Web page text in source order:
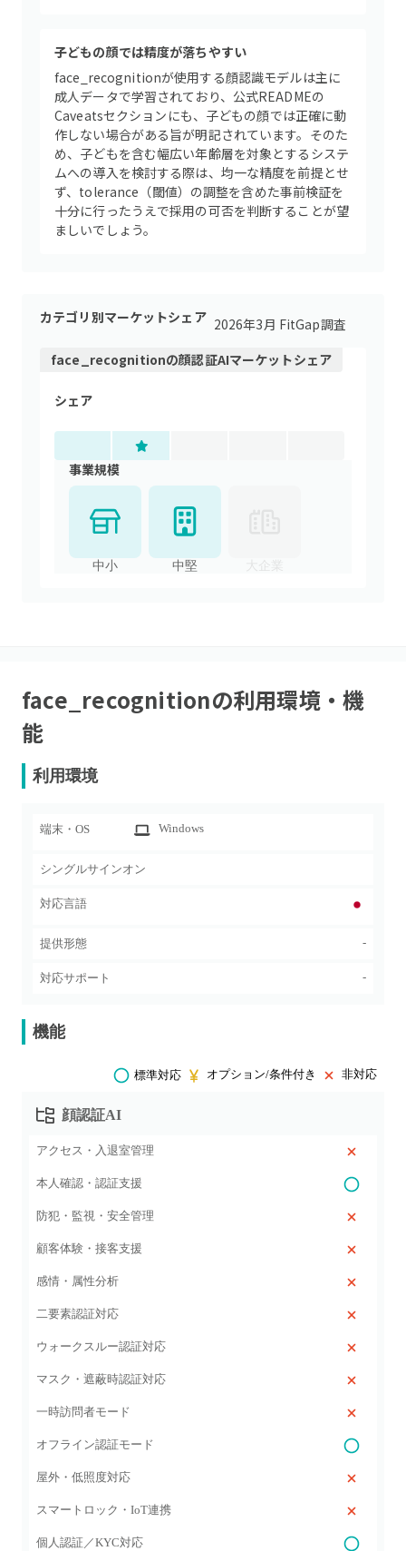
子どもの顔では精度が落ちやすい
face_recognitionが使用する顔認識モデルは主に
成人データで学習されており、公式READMEの
Caveatsセクションにも、子どもの顔では正確に動
作しない場合がある旨が明記されています。そのた
め、子どもを含む幅広い年齢層を対象とするシステ
ムへの導入を検討する際は、均一な精度を前提とせ
ず、tolerance（閾値）の調整を含めた事前検証を
十分に行ったうえで採用の可否を判断することが望
ましいでしょう。
カテゴリ別マーケットシェア 2026年3月 FitGap調査
face_recognitionの顔認証AIマーケットシェア
シェア
事業規模
中小 中堅 大企業
face_recognitionの利用環境・機
能
利用環境
端末・OS Windows
シングルサインオン
対応言語
提供形態 -
対応サポート -
機能
標準対応 オプション/条件付き 非対応
顔認証AI
アクセス・入退室管理
本人確認・認証支援
防犯・監視・安全管理
顧客体験・接客支援
感情・属性分析
二要素認証対応
ウォークスルー認証対応
マスク・遮蔽時認証対応
一時訪問者モード
オフライン認証モード
屋外・低照度対応
スマートロック・IoT連携
個人認証／KYC対応